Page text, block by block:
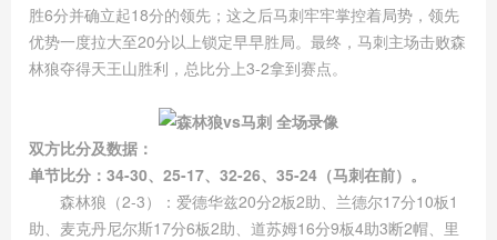
胜6分并确立起18分的领先；这之后马刺牢牢掌控着局势，领先
优势一度拉大至20分以上锁定早早胜局。最终，马刺主场击败森
林狼夺得天王山胜利，总比分上3-2拿到赛点。
双方比分及数据：
单节比分：34-30、25-17、32-26、35-24（马刺在前）。
森林狼（2-3）：爱德华兹20分2板2助、兰德尔17分10板1
助、麦克丹尼尔斯17分6板2助、道苏姆16分9板4助3断2帽、里